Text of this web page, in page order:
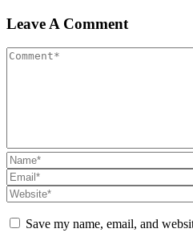
Leave A Comment
Save my name, email, and